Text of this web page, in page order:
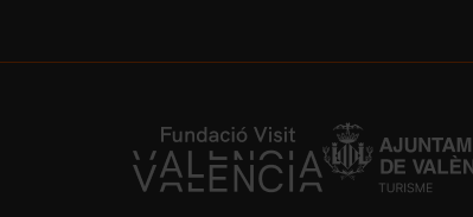
https://fundacion.visitvalencia.com/